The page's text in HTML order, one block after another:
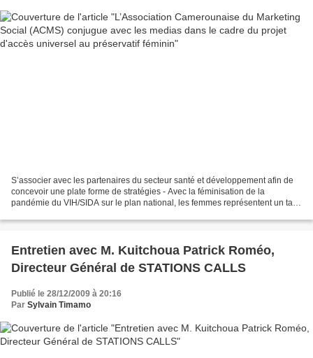
S’associer avec les partenaires du secteur santé et développement afin de
concevoir une plate forme de stratégies - Avec la féminisation de la
pandémie du VIH/SIDA sur le plan national, les femmes représentent un taux
Entretien avec M. Kuitchoua Patrick Roméo,
Directeur Général de STATIONS CALLS
Publié le 28/12/2009 à 20:16
Par Sylvain Timamo